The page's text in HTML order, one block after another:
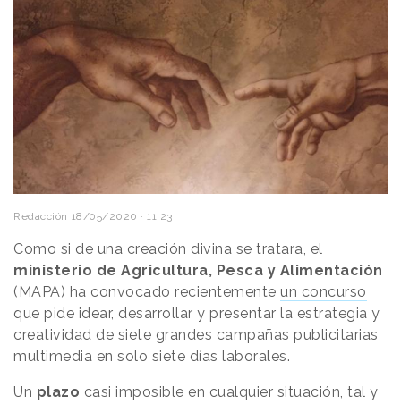
Redacción 18/05/2020 · 11:23
Como si de una creación divina se tratara, el
ministerio de Agricultura, Pesca y Alimentación
(MAPA) ha convocado recientemente un concurso
que pide idear, desarrollar y presentar la estrategia y
creatividad de siete grandes campañas publicitarias
multimedia en solo siete días laborales.
Un plazo casi imposible en cualquier situación, tal y